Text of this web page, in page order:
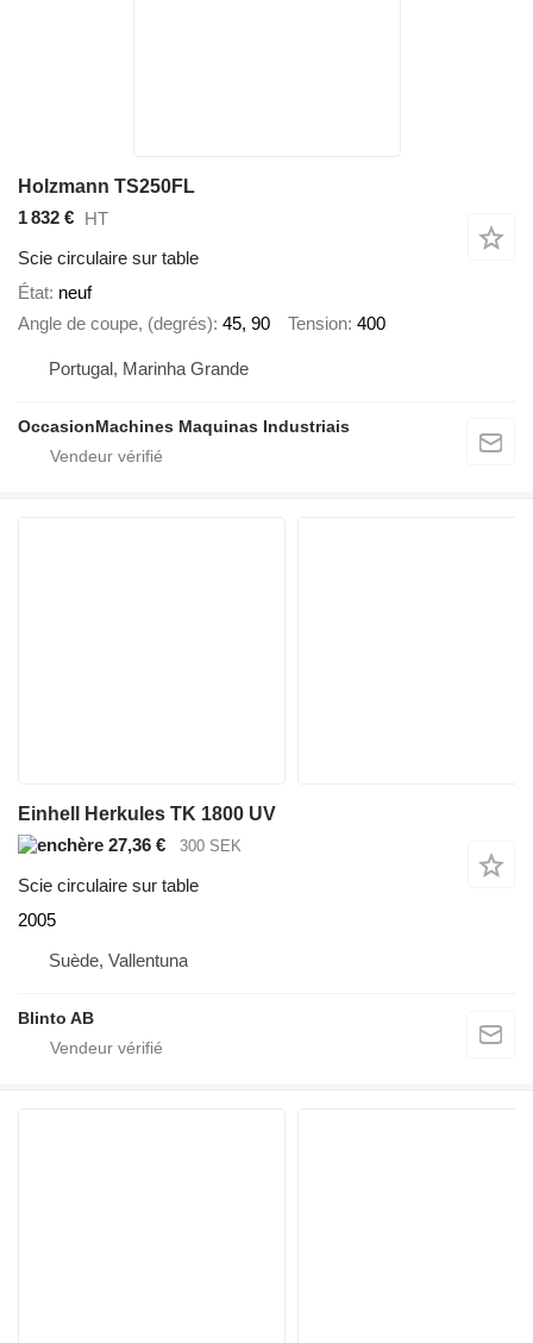
Holzmann TS250FL
1 832 € HT
Scie circulaire sur table
État neuf
Angle de coupe, (degrés) 45, 90 Tension 400
Portugal, Marinha Grande
OccasionMachines Maquinas Industriais
Einhell Herkules TK 1800 UV
27,36 €
300 SEK
Scie circulaire sur table
2005
Suède, Vallentuna
Blinto AB